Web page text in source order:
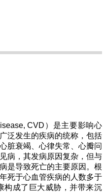
CVD）是主要影响心
泛发生的疾病的统称，包括
脏衰竭、心律失常、心瓣问
病，其发病原因复杂，但与
是导致死亡的主要原因。根
死于心血管疾病的人数多于
构成了巨大威胁，并带来沉